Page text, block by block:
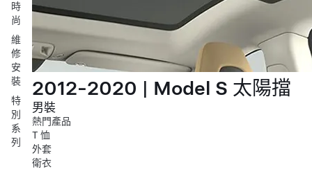
時
尚
維
修
安
裝
特
別
系
列
2012-2020 | Model S 太陽擋
男裝
熱門產品
T 恤
外套
衛衣